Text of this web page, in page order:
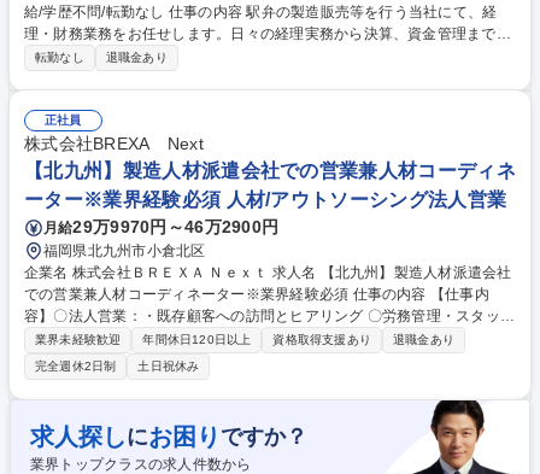
給/学歴不問/転勤なし 仕事の内容 駅弁の製造販売等を行う当社にて、経
理・財務業務をお任せします。日々の経理実務から決算、資金管理まで幅
広く携わり、将来の部門中核メンバーとして当社の財務基盤を支える重要
金管理 ■入出金管理、銀行対応 ■月次・年次決算業務、資金繰り管理 これ
までの経験やスキルに応じて、徐々に予算策定・管理など専門性の高い業
務をお任せします。将来的には経営層への数値報告や体制構築、業務改善
提案なども担っていただきます。 募集職種 福岡【経理・財務】週休2日
制/賞与年2回支給/学歴不問/転勤なし
転勤なし 退職金あり
正社員
株式会社BREXA Next
【北九州】製造人材派遣会社での営業兼人材コーディネ
ーター※業界経験必須 人材/アウトソーシング法人営業
月給29万9970円～46万2900円
福岡県北九州市小倉北区
企業名 株式会社ＢＲＥＸＡ Ｎｅｘｔ 求人名 【北九州】製造人材派遣会社
での営業兼人材コーディネーター※業界経験必須 仕事の内容 【仕事内
容】〇法人営業：・既存顧客への訪問とヒアリング 〇労務管理・スタッフ
フォロー：・派遣スタッフの勤怠管理や就業サポート・現場での相談対
応・メーカー担当者との人員に関する折衝 〇業務の進め方：週の半分は事
務作業、残り半分は工場への訪問となります。1日に1～3件ほどの工場を
回るため、運転が発生します。事務作業は専用のアプリを使用しますの
で、パソコンの操作に抵抗がなければ問題ありません。 募集職種 【北九
州】製造人材派遣会社での営業兼人材コーディネーター※業界経験必須
業界未経験歓迎 年間休日120日以上 資格取得支援あり
退職金あり
完全週休2日制
土日祝休み
求人探しにお困り ですか？
業界トップクラスの求人件数から